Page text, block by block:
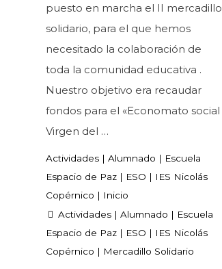
puesto en marcha el II mercadillo
solidario, para el que hemos
necesitado la colaboración de
toda la comunidad educativa .
Nuestro objetivo era recaudar
fondos para el «Economato social
Virgen del …
Actividades | Alumnado | Escuela
Espacio de Paz | ESO | IES Nicolás
Copérnico | Inicio
Actividades| Alumnado | Escuela
Espacio de Paz| ESO | IES Nicolás
Copérnico | Mercadillo Solidario